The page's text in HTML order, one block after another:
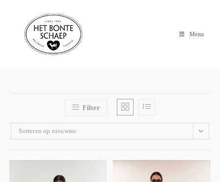
Menu
Filter
Sorteren op nieuwste